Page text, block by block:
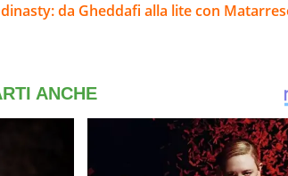
da Gheddafi alla lite con